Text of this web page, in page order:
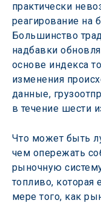
практически
реагирование на
Большинство
надбавки
основе индекса
изменения
данные,
в течение шести
Что может быть
чем опережать
рыночную
топливо, которая
мере того, как